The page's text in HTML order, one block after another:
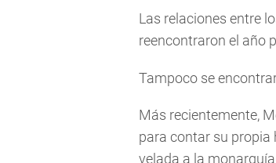
Las relaciones entre
reencontraron el año
Tampoco se
Más recientemente,
para contar su propia
velada a la